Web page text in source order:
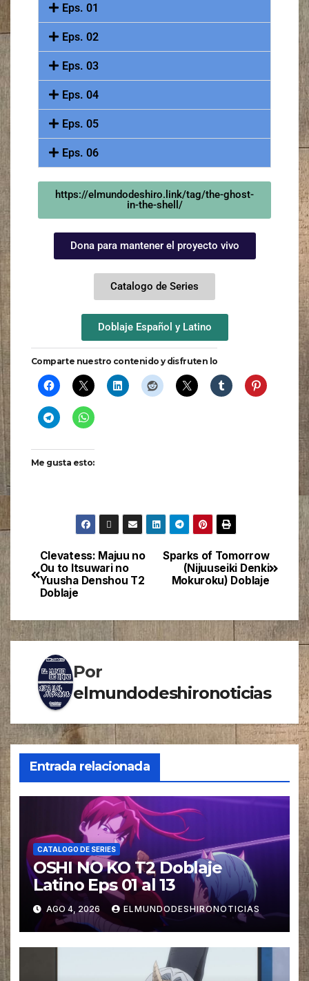
Eps. 01
Eps. 02
Eps. 03
Eps. 04
Eps. 05
Eps. 06
https://elmundodeshiro.link/tag/the-ghost-
in-the-shell/
Dona para mantener el proyecto vivo
Catalogo de Series
Doblaje Español y Latino
Comparte nuestro contenido y disfruten lo
Me gusta esto:
Sparks of Tomorrow
(Nijuuseiki Denki
Mokuroku) Doblaje
Clevatess: Majuu no
Ou to Itsuwari no
Yuusha Denshou T2
Doblaje
Por
elmundodeshironoticias
Entrada relacionada
CATALOGO DE SERIES
OSHI NO KO T2 Doblaje
Latino Eps 01 al 13
AGO 4, 2026 ELMUNDODESHIRONOTICIAS